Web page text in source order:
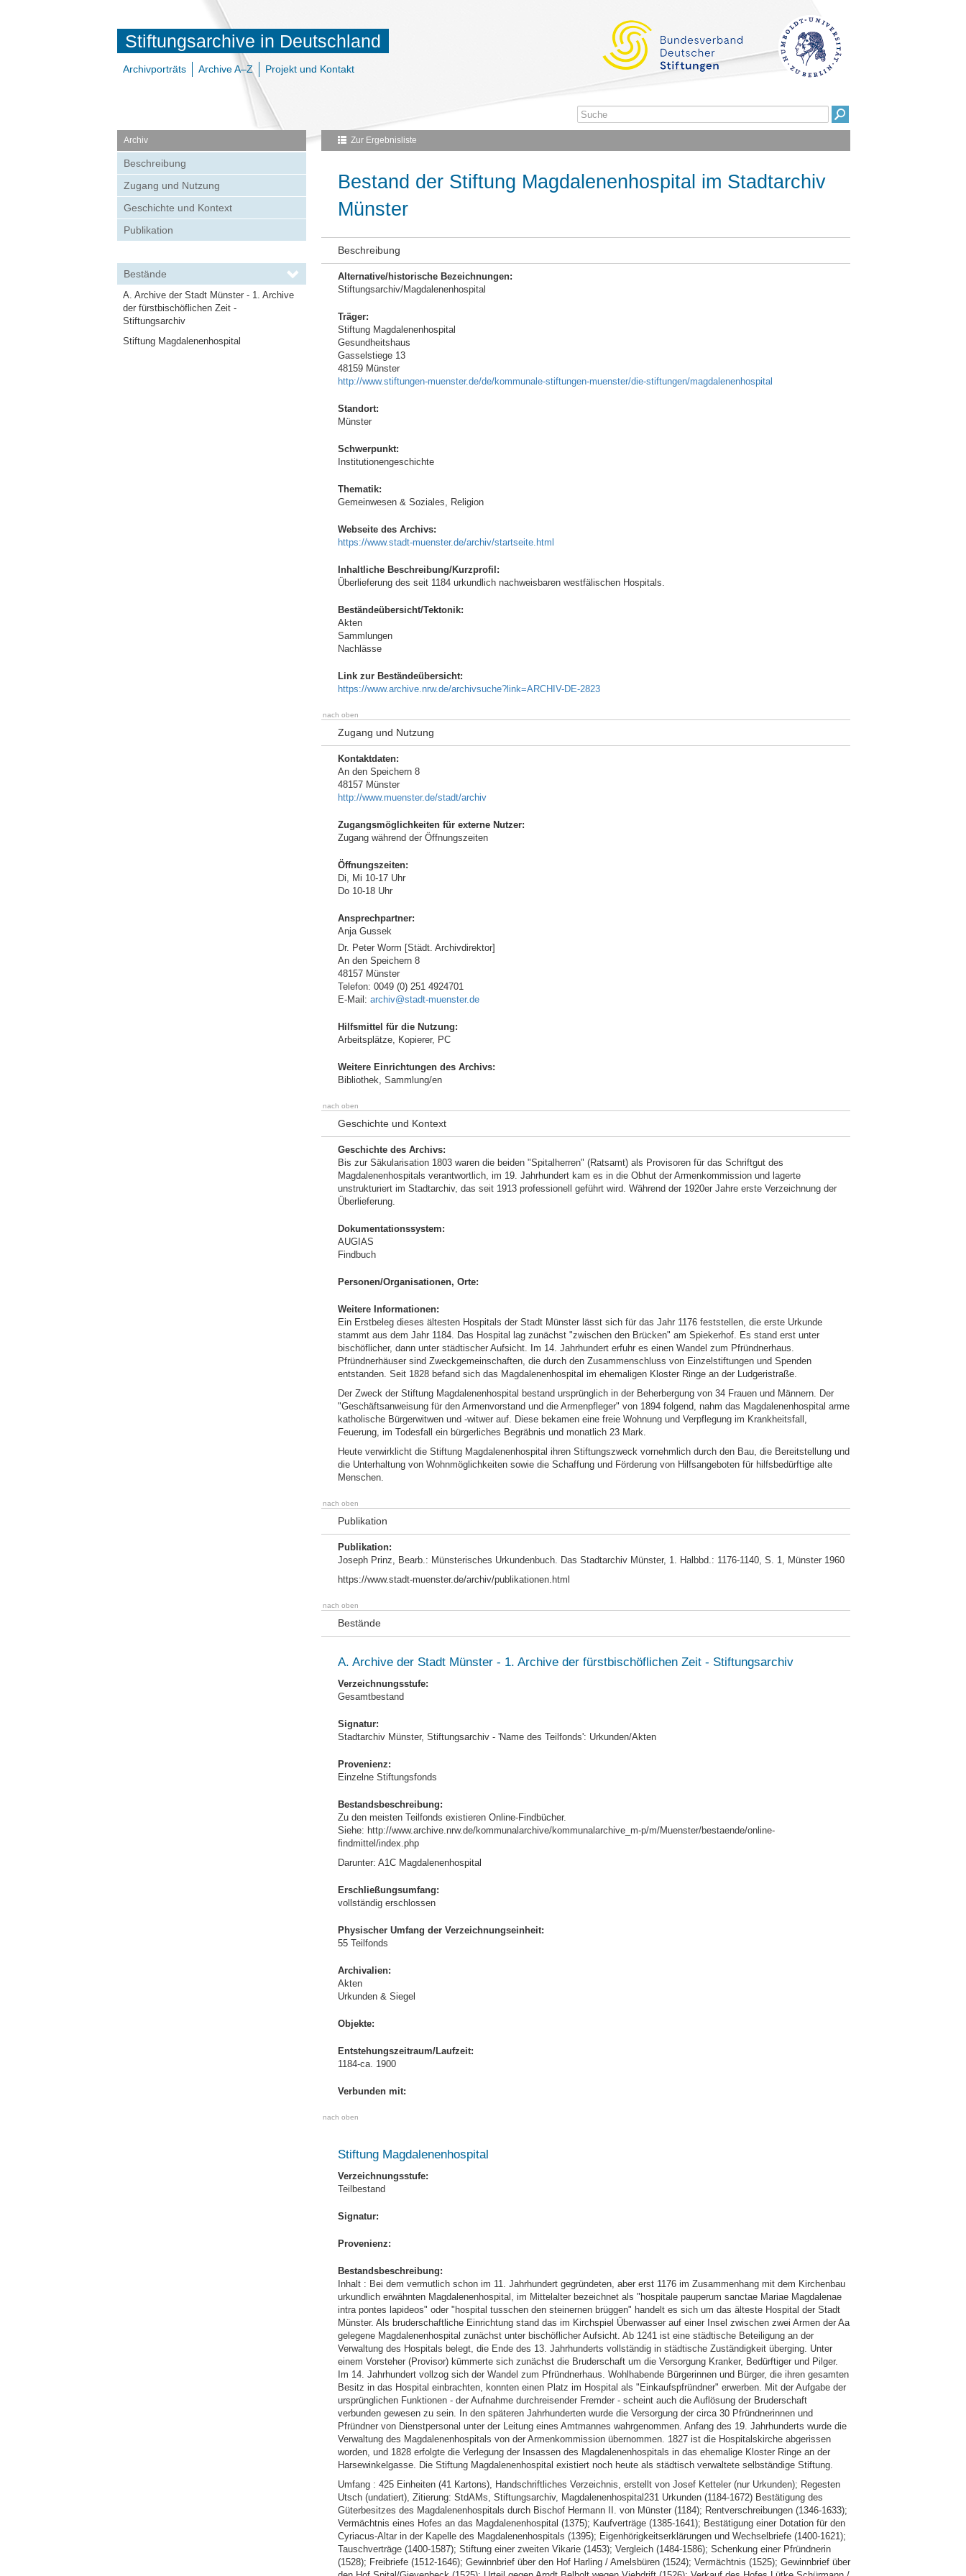
Stiftungsarchive in Deutschland
Archivporträts Archive A–Z Projekt und Kontakt
Archiv
Beschreibung
Zugang und Nutzung
Geschichte und Kontext
Publikation
Bestände
A. Archive der Stadt Münster - 1. Archive
der fürstbischöflichen Zeit -
Stiftungsarchiv
Stiftung Magdalenenhospital
Zur Ergebnisliste
Bestand der Stiftung Magdalenenhospital im Stadtarchiv
Münster
Beschreibung
Alternative/historische Bezeichnungen:
Stiftungsarchiv/Magdalenenhospital
Träger:
Stiftung Magdalenenhospital
Gesundheitshaus
Gasselstiege 13
48159 Münster
http://www.stiftungen-muenster.de/de/kommunale-stiftungen-muenster/die-stiftungen/magdalenenhospital
Standort:
Münster
Schwerpunkt:
Institutionengeschichte
Thematik:
Gemeinwesen & Soziales, Religion
Webseite des Archivs:
https://www.stadt-muenster.de/archiv/startseite.html
Inhaltliche Beschreibung/Kurzprofil:
Überlieferung des seit 1184 urkundlich nachweisbaren westfälischen Hospitals.
Beständeübersicht/Tektonik:
Akten
Sammlungen
Nachlässe
Link zur Beständeübersicht:
https://www.archive.nrw.de/archivsuche?link=ARCHIV-DE-2823
nach oben
Zugang und Nutzung
Kontaktdaten:
An den Speichern 8
48157 Münster
http://www.muenster.de/stadt/archiv
Zugangsmöglichkeiten für externe Nutzer:
Zugang während der Öffnungszeiten
Öffnungszeiten:
Di, Mi 10-17 Uhr
Do 10-18 Uhr
Ansprechpartner:
Anja Gussek
Dr. Peter Worm [Städt. Archivdirektor]
An den Speichern 8
48157 Münster
Telefon: 0049 (0) 251 4924701
E-Mail: archiv@stadt-muenster.de
Hilfsmittel für die Nutzung:
Arbeitsplätze, Kopierer, PC
Weitere Einrichtungen des Archivs:
Bibliothek, Sammlung/en
nach oben
Geschichte und Kontext
Geschichte des Archivs:
Bis zur Säkularisation 1803 waren die beiden "Spitalherren" (Ratsamt) als Provisoren für das Schriftgut des
Magdalenenhospitals verantwortlich, im 19. Jahrhundert kam es in die Obhut der Armenkommission und lagerte
unstrukturiert im Stadtarchiv, das seit 1913 professionell geführt wird. Während der 1920er Jahre erste Verzeichnung der
Überlieferung.
Dokumentationssystem:
AUGIAS
Findbuch
Personen/Organisationen, Orte:
Weitere Informationen:
Ein Erstbeleg dieses ältesten Hospitals der Stadt Münster lässt sich für das Jahr 1176 feststellen, die erste Urkunde
stammt aus dem Jahr 1184. Das Hospital lag zunächst "zwischen den Brücken" am Spiekerhof. Es stand erst unter
bischöflicher, dann unter städtischer Aufsicht. Im 14. Jahrhundert erfuhr es einen Wandel zum Pfründnerhaus.
Pfründnerhäuser sind Zweckgemeinschaften, die durch den Zusammenschluss von Einzelstiftungen und Spenden
entstanden. Seit 1828 befand sich das Magdalenenhospital im ehemaligen Kloster Ringe an der Ludgeristraße.
Der Zweck der Stiftung Magdalenenhospital bestand ursprünglich in der Beherbergung von 34 Frauen und Männern. Der
"Geschäftsanweisung für den Armenvorstand und die Armenpfleger" von 1894 folgend, nahm das Magdalenenhospital arme
katholische Bürgerwitwen und -witwer auf. Diese bekamen eine freie Wohnung und Verpflegung im Krankheitsfall,
Feuerung, im Todesfall ein bürgerliches Begräbnis und monatlich 23 Mark.
Heute verwirklicht die Stiftung Magdalenenhospital ihren Stiftungszweck vornehmlich durch den Bau, die Bereitstellung und
die Unterhaltung von Wohnmöglichkeiten sowie die Schaffung und Förderung von Hilfsangeboten für hilfsbedürftige alte
Menschen.
nach oben
Publikation
Publikation:
Joseph Prinz, Bearb.: Münsterisches Urkundenbuch. Das Stadtarchiv Münster, 1. Halbbd.: 1176-1140, S. 1, Münster 1960
https://www.stadt-muenster.de/archiv/publikationen.html
nach oben
Bestände
A. Archive der Stadt Münster - 1. Archive der fürstbischöflichen Zeit - Stiftungsarchiv
Verzeichnungsstufe:
Gesamtbestand
Signatur:
Stadtarchiv Münster, Stiftungsarchiv - 'Name des Teilfonds': Urkunden/Akten
Provenienz:
Einzelne Stiftungsfonds
Bestandsbeschreibung:
Zu den meisten Teilfonds existieren Online-Findbücher.
Siehe: http://www.archive.nrw.de/kommunalarchive/kommunalarchive_m-p/m/Muenster/bestaende/online-
findmittel/index.php
Darunter: A1C Magdalenenhospital
Erschließungsumfang:
vollständig erschlossen
Physischer Umfang der Verzeichnungseinheit:
55 Teilfonds
Archivalien:
Akten
Urkunden & Siegel
Objekte:
Entstehungszeitraum/Laufzeit:
1184-ca. 1900
Verbunden mit:
nach oben
Stiftung Magdalenenhospital
Verzeichnungsstufe:
Teilbestand
Signatur:
Provenienz:
Bestandsbeschreibung:
Inhalt : Bei dem vermutlich schon im 11. Jahrhundert gegründeten, aber erst 1176 im Zusammenhang mit dem Kirchenbau
urkundlich erwähnten Magdalenenhospital, im Mittelalter bezeichnet als "hospitale pauperum sanctae Mariae Magdalenae
intra pontes lapideos" oder "hospital tusschen den steinernen brüggen" handelt es sich um das älteste Hospital der Stadt
Münster. Als bruderschaftliche Einrichtung stand das im Kirchspiel Überwasser auf einer Insel zwischen zwei Armen der Aa
gelegene Magdalenenhospital zunächst unter bischöflicher Aufsicht. Ab 1241 ist eine städtische Beteiligung an der
Verwaltung des Hospitals belegt, die Ende des 13. Jahrhunderts vollständig in städtische Zuständigkeit überging. Unter
einem Vorsteher (Provisor) kümmerte sich zunächst die Bruderschaft um die Versorgung Kranker, Bedürftiger und Pilger.
Im 14. Jahrhundert vollzog sich der Wandel zum Pfründnerhaus. Wohlhabende Bürgerinnen und Bürger, die ihren gesamten
Besitz in das Hospital einbrachten, konnten einen Platz im Hospital als "Einkaufspfründner" erwerben. Mit der Aufgabe der
ursprünglichen Funktionen - der Aufnahme durchreisender Fremder - scheint auch die Auflösung der Bruderschaft
verbunden gewesen zu sein. In den späteren Jahrhunderten wurde die Versorgung der circa 30 Pfründnerinnen und
Pfründner von Dienstpersonal unter der Leitung eines Amtmannes wahrgenommen. Anfang des 19. Jahrhunderts wurde die
Verwaltung des Magdalenenhospitals von der Armenkommission übernommen. 1827 ist die Hospitalskirche abgerissen
worden, und 1828 erfolgte die Verlegung der Insassen des Magdalenenhospitals in das ehemalige Kloster Ringe an der
Harsewinkelgasse. Die Stiftung Magdalenenhospital existiert noch heute als städtisch verwaltete selbständige Stiftung.
Umfang : 425 Einheiten (41 Kartons), Handschriftliches Verzeichnis, erstellt von Josef Ketteler (nur Urkunden); Regesten
Utsch (undatiert), Zitierung: StdAMs, Stiftungsarchiv, Magdalenenhospital231 Urkunden (1184-1672) Bestätigung des
Güterbesitzes des Magdalenenhospitals durch Bischof Hermann II. von Münster (1184); Rentverschreibungen (1346-1633);
Vermächtnis eines Hofes an das Magdalenenhospital (1375); Kaufverträge (1385-1641); Bestätigung einer Dotation für den
Cyriacus-Altar in der Kapelle des Magdalenenhospitals (1395); Eigenhörigkeitserklärungen und Wechselbriefe (1400-1621);
Tauschverträge (1400-1587); Stiftung einer zweiten Vikarie (1453); Vergleich (1484-1586); Schenkung einer Pfründnerin
(1528); Freibriefe (1512-1646); Gewinnbrief über den Hof Harling / Amelsbüren (1524); Vermächtnis (1525); Gewinnbrief über